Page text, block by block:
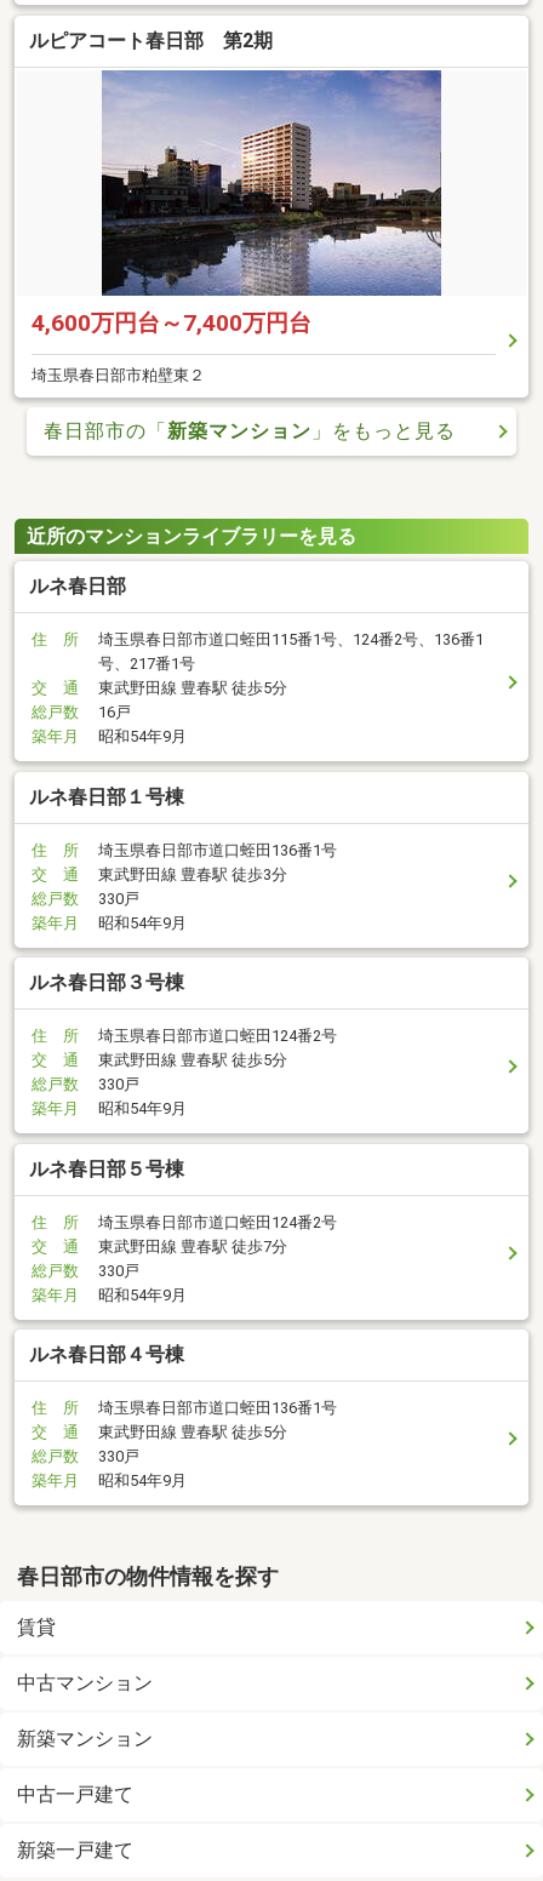
ルピアコート春日部 第2期
4,600万円台～7,400万円台
埼玉県春日部市粕壁東２
春日部市の「 新築マンション 」をもっと見る
近所のマンションライブラリーを見る
ルネ春日部
住 所
埼玉県春日部市道口蛭田115番1号、124番2号、136番1
号、217番1号
交 通
東武野田線 豊春駅 徒歩5分
総戸数
16戸
築年月
昭和54年9月
ルネ春日部１号棟
住 所
埼玉県春日部市道口蛭田136番1号
交 通
東武野田線 豊春駅 徒歩3分
総戸数
330戸
築年月
昭和54年9月
ルネ春日部３号棟
住 所
埼玉県春日部市道口蛭田124番2号
交 通
東武野田線 豊春駅 徒歩5分
総戸数
330戸
築年月
昭和54年9月
ルネ春日部５号棟
住 所
埼玉県春日部市道口蛭田124番2号
交 通
東武野田線 豊春駅 徒歩7分
総戸数
330戸
築年月
昭和54年9月
ルネ春日部４号棟
住 所
埼玉県春日部市道口蛭田136番1号
交 通
東武野田線 豊春駅 徒歩5分
総戸数
330戸
築年月
昭和54年9月
春日部市の物件情報を探す
賃貸
中古マンション
新築マンション
中古一戸建て
新築一戸建て